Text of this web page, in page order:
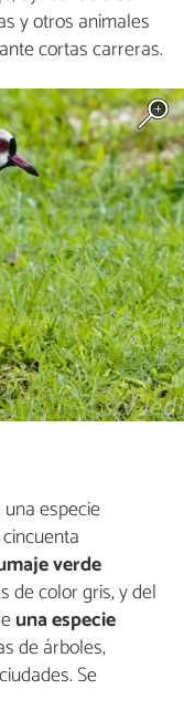
y otros animales
cortas carreras.
especie
verde
de color gris, y del
una especie
de árboles,
Se